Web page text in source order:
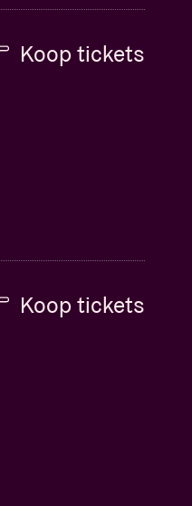
Koop tickets
Koop tickets